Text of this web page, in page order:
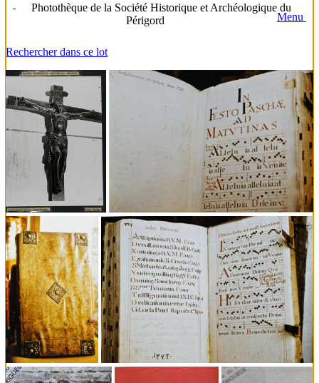
Photothèque de la Société Historique et Archéologique du
Périgord
Menu
Rechercher dans ce lot